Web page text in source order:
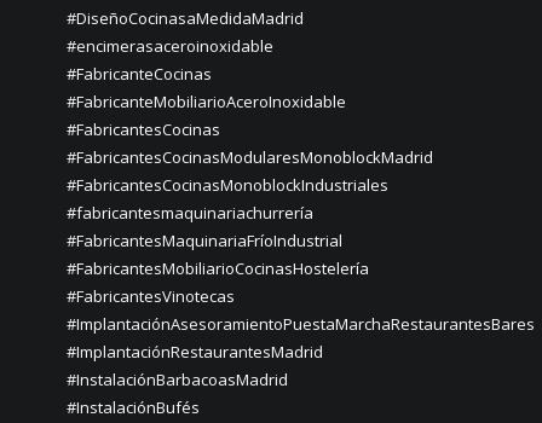
#DiseñoCocinasaMedidaMadrid
#encimerasaceroinoxidable
#FabricanteCocinas
#FabricanteMobiliarioAceroInoxidable
#FabricantesCocinas
#FabricantesCocinasModularesMonoblockMadrid
#FabricantesCocinasMonoblockIndustriales
#fabricantesmaquinariachurrería
#FabricantesMaquinariaFríoIndustrial
#FabricantesMobiliarioCocinasHostelería
#FabricantesVinotecas
#ImplantaciónAsesoramientoPuestaMarchaRestaurantesBares
#ImplantaciónRestaurantesMadrid
#InstalaciónBarbacoasMadrid
#InstalaciónBufés